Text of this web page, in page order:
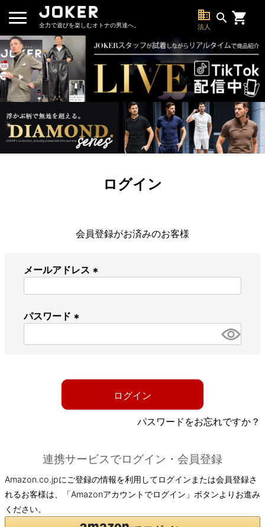
全力で遊びを楽しむオトナの男達へ。
business
法人
search
ログイン
会員登録がお済みのお客様
メールアドレス
パスワード
必
ログイン
パスワードをお忘れですか？
連携サービスでログイン・会員登録
Amazon.co.jpにご登録の情報を利用してログインまたは会員登録さ
れるお客様は、「Amazonアカウントでログイン」ボタンよりお進み
ください。